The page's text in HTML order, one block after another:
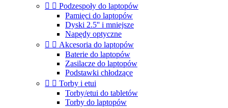
  Podzespoły do laptopów
Pamięci do laptopów
Dyski 2.5'' i mniejsze
Napędy optyczne
  Akcesoria do laptopów
Baterie do laptopów
Zasilacze do laptopów
Podstawki chłodzące
  Torby i etui
Torby/etui do tabletów
Torby do laptopów